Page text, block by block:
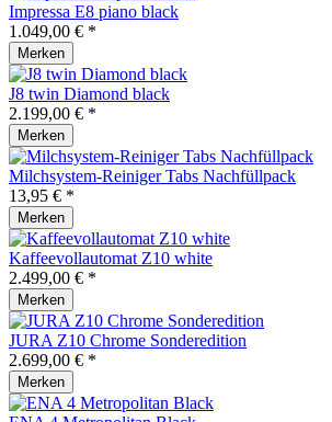
Impressa E8 piano black
1.049,00 € *
Merken
J8 twin Diamond black
2.199,00 € *
Merken
Milchsystem-Reiniger Tabs Nachfüllpack
13,95 € *
Merken
Kaffeevollautomat Z10 white
2.499,00 € *
Merken
JURA Z10 Chrome Sonderedition
2.699,00 € *
Merken